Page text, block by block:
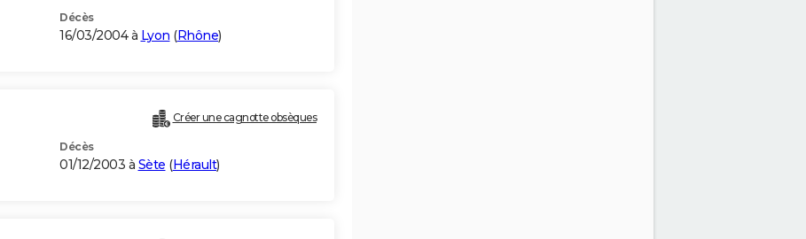
Décès
16/03/2004 à Lyon (Rhône)
Créer une cagnotte obsèques
Décès
01/12/2003 à Sète (Hérault)